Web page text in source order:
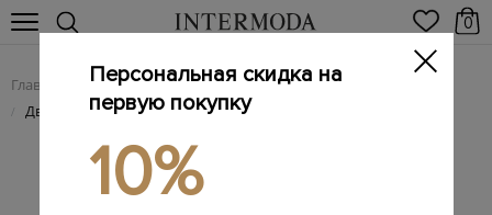
0
Главная Мужчинам / Одежда / Пуховики
/ Двубортный пуховик с отделкой Rain Protection
Персональная скидка на
первую покупку
10%